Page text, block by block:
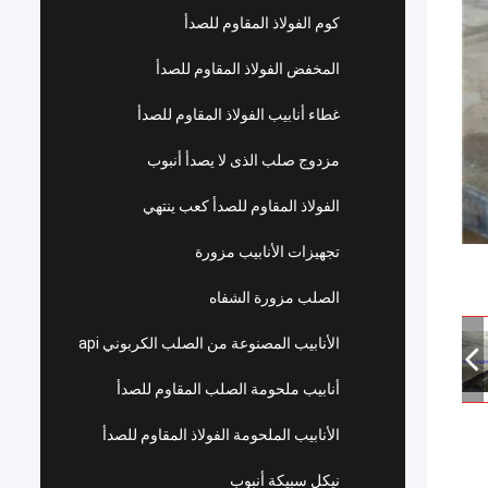
كوم الفولاذ المقاوم للصدأ
المخفض الفولاذ المقاوم للصدأ
غطاء أنابيب الفولاذ المقاوم للصدأ
مزدوج صلب الذى لا يصدأ أنبوب
الفولاذ المقاوم للصدأ كعب ينتهي
تجهيزات الأنابيب مزورة
الصلب مزورة الشفاه
الأنابيب المصنوعة من الصلب الكربوني api
أنابيب ملحومة الصلب المقاوم للصدأ
الأنابيب الملحومة الفولاذ المقاوم للصدأ
نيكل سبيكة أنبوب